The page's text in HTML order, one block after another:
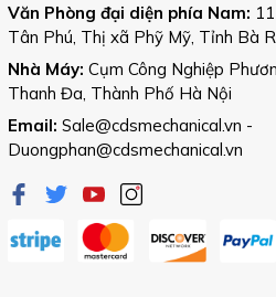
Văn Phòng đại diện phía Nam:
Tân Phú, Thị xã Phỹ Mỹ, Tỉnh Bà
Nhà Máy: Cụm Công Nghiệp
Thanh Đa, Thành Phố Hà Nội
Email: Sale@cdsmechanical.vn -
Duongphan@cdsmechanical.vn